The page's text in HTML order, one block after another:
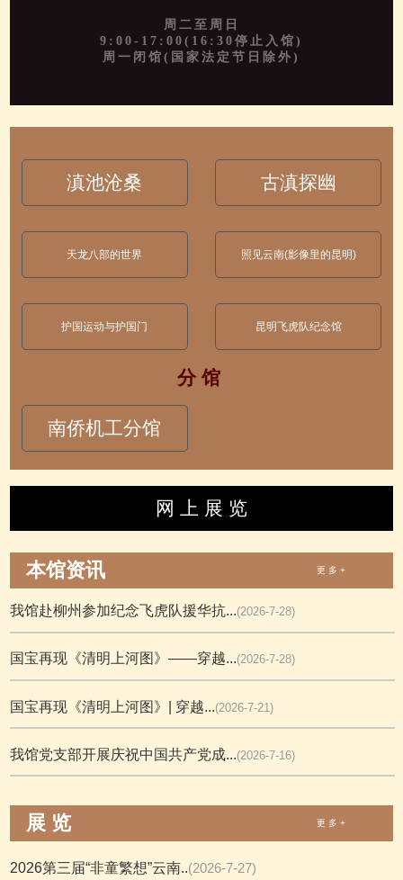
周二至周日
9:00-17:00(16:30停止入馆)
周一闭馆(国家法定节日除外)
滇池沧桑 古滇探幽
天龙八部的世界 照见云南(影像里的昆明)
护国运动与护国门 昆明飞虎队纪念馆
分 馆
南侨机工分馆
网 上 展 览
本馆资讯 更 多 +
我馆赴柳州参加纪念飞虎队援华抗...(2026-7-28)
国宝再现《清明上河图》——穿越...(2026-7-28)
国宝再现《清明上河图》| 穿越...(2026-7-21)
我馆党支部开展庆祝中国共产党成...(2026-7-16)
展 览 更 多 +
2026第三届“非童繁想”云南..(2026-7-27)